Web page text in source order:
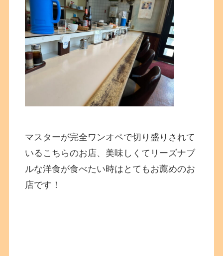
マスターが完全ワンオペで切り盛りされて
いるこちらのお店、美味しくてリーズナブ
ルな洋食が食べたい時はとてもお薦めのお
店です！